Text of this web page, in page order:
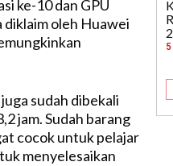
u
ke-10 dan GPU
oleh Huawei
sudah dibekali
jam. Sudah barang
cocok untuk pelajar
menyelesaikan